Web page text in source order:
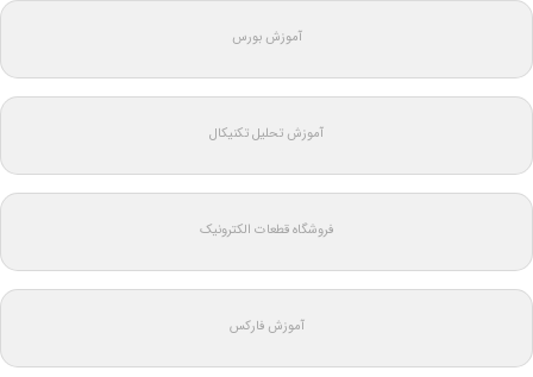
آموزش بورس
آموزش تحلیل تکنیکال
فروشگاه قطعات الکترونیک
آموزش فارکس